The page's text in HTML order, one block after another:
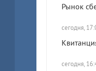
Рынок
сегодня,
сегодня,